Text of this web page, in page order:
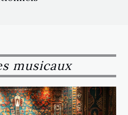
musicaux